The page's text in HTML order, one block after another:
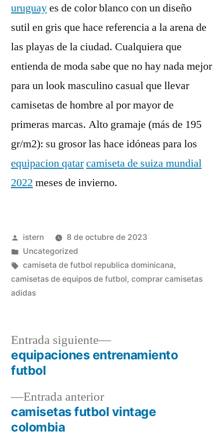
uruguayes de color blanco con un diseño
sutil en gris que hace referencia a la arena de
las playas de la ciudad. Cualquiera que
entienda de moda sabe que no hay nada mejor
para un look masculino casual que llevar
camisetas de hombre al por mayor de
primeras marcas. Alto gramaje (más de 195
gr/m2): su grosor las hace idóneas para los
equipacion qatarcamiseta de suiza mundial
2022 meses de invierno.
Publicado
por
istern
8 de octubre de 2023
Publicado
en
Uncategorized
Etiquetas:
camiseta de futbol republica dominicana,
camisetas de equipos de futbol, comprar camisetas
adidas
Navegación
entradas
Entrada anteriorEntrada
anterior:
camisetas futbol vintage
colombia
Entrada siguiente
Entrada
siguiente:
equipaciones entrenamiento
futbol